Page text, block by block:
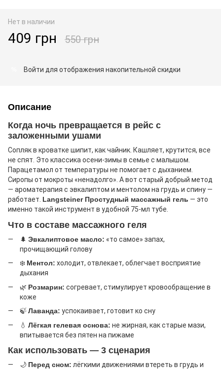
Нет в наличии
409 грн 550 грн
Войти для отображения накопительной скидки
Описание
Когда ночь превращается в рейс с
заложенными ушами
Сопляк в кроватке шипит, как чайник. Кашляет, крутится, все
не спят. Это классика осени-зимы в семье с малышом.
Парацетамол от температуры не помогает с дыханием.
Сиропы от мокроты «ненадолго». А вот старый добрый метод
— ароматерапия с эвкалиптом и ментолом на грудь и спину —
работает. Langsteiner Простудный массажный гель — это
именно такой инструмент в удобной 75-мл тубе.
Что в составе массажного геля
🌲 Эвкалиптовое масло: «то самое» запах,
прочищающий голову
❄️ Ментол: холодит, отвлекает, облегчает восприятие
дыхания
🌿 Розмарин: согревает, стимулирует кровообращение в
коже
🍃Лаванда: успокаивает, готовит ко сну
💧 Лёгкая гелевая основа: не жирная, как старые мази,
впитывается без пятен на пижаме
Как использовать — 3 сценария
🌙 Перед сном: лёгкими движениями втереть в грудь и